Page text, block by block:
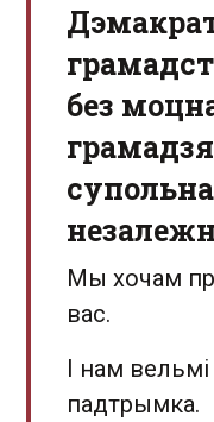
без
Мы хочам
вас.
І нам
падтрымка.